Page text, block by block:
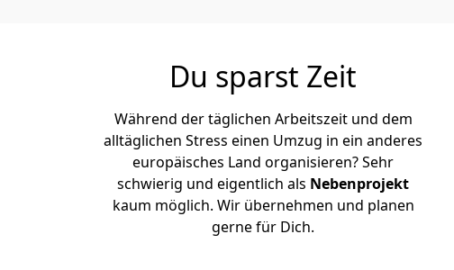
Du sparst Zeit
Während der täglichen Arbeitszeit und dem
alltäglichen Stress einen Umzug in ein anderes
europäisches Land organisieren? Sehr
schwierig und eigentlich als Nebenprojekt
kaum möglich. Wir übernehmen und planen
gerne für Dich.